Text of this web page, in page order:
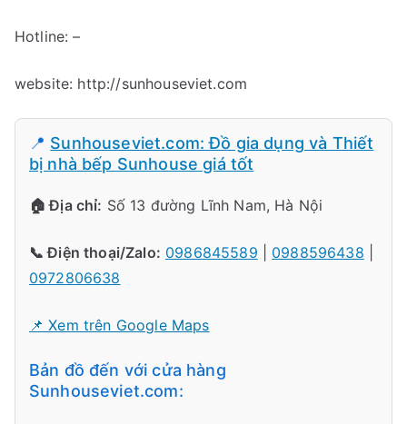
Hotline: –
website: http://sunhouseviet.com
📍 Sunhouseviet.com: Đồ gia dụng và Thiết
bị nhà bếp Sunhouse giá tốt
🏠 Địa chỉ: Số 13 đường Lĩnh Nam, Hà Nội
📞 Điện thoại/Zalo: 0986845589 0988596438
0972806638
📌 Xem trên Google Maps
Bản đồ đến với cửa hàng
Sunhouseviet.com: